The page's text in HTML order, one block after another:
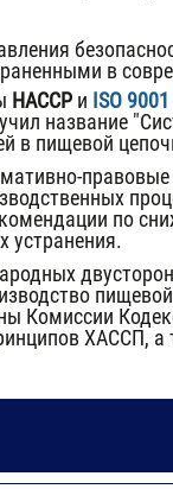
в
HACCP и ISO 9001
название
в пищевой
по
устранения.
Комиссии
ХАССП, а